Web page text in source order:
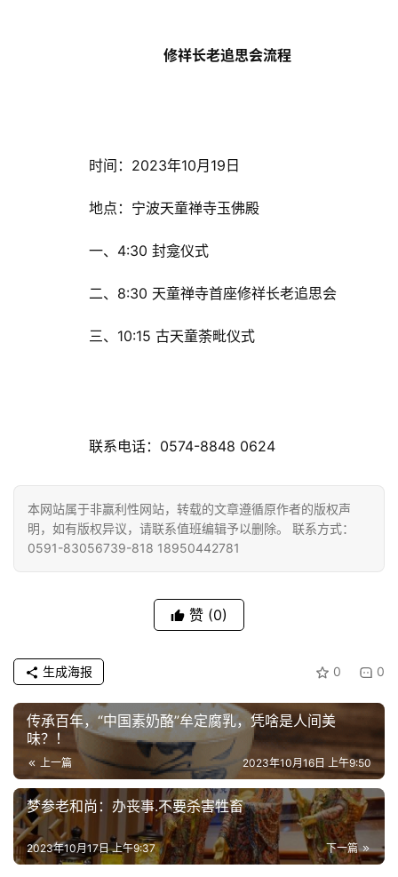
频
纪
教
艺
术
政
策
法
规
免
修祥长老追思会流程
时间：2023年10月19日
地点：宁波天童禅寺玉佛殿
一、4:30 封龛仪式
二、8:30 天童禅寺首座修祥长老追思会
三、10:15 古天童荼毗仪式
联系电话：0574-8848 0624
本网站属于非赢利性网站，转载的文章遵循原作者的版权声
明，如有版权异议，请联系值班编辑予以删除。 联系方式：
0591-83056739-818 18950442781
赞 (0)
0 0
生成海报
传承百年，“中国素奶酪”牟定腐乳，凭啥是人间美
味？！
上一篇 2023年10月16日 上午9:50
梦参老和尚：办丧事.不要杀害牲畜
下一篇
2023年10月17日 上午9:37